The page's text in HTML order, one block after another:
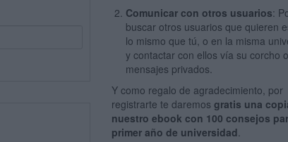
Comunicar con otros usuarios:
buscar otros usuarios que quieren
lo mismo que tú, o en la misma
y contactar con ellos vía su corcho
mensajes privados.
Y como regalo de agradecimiento, por
registrarte te daremosgratis una
nuestro ebook con 100 consejos
primer año de universidad.